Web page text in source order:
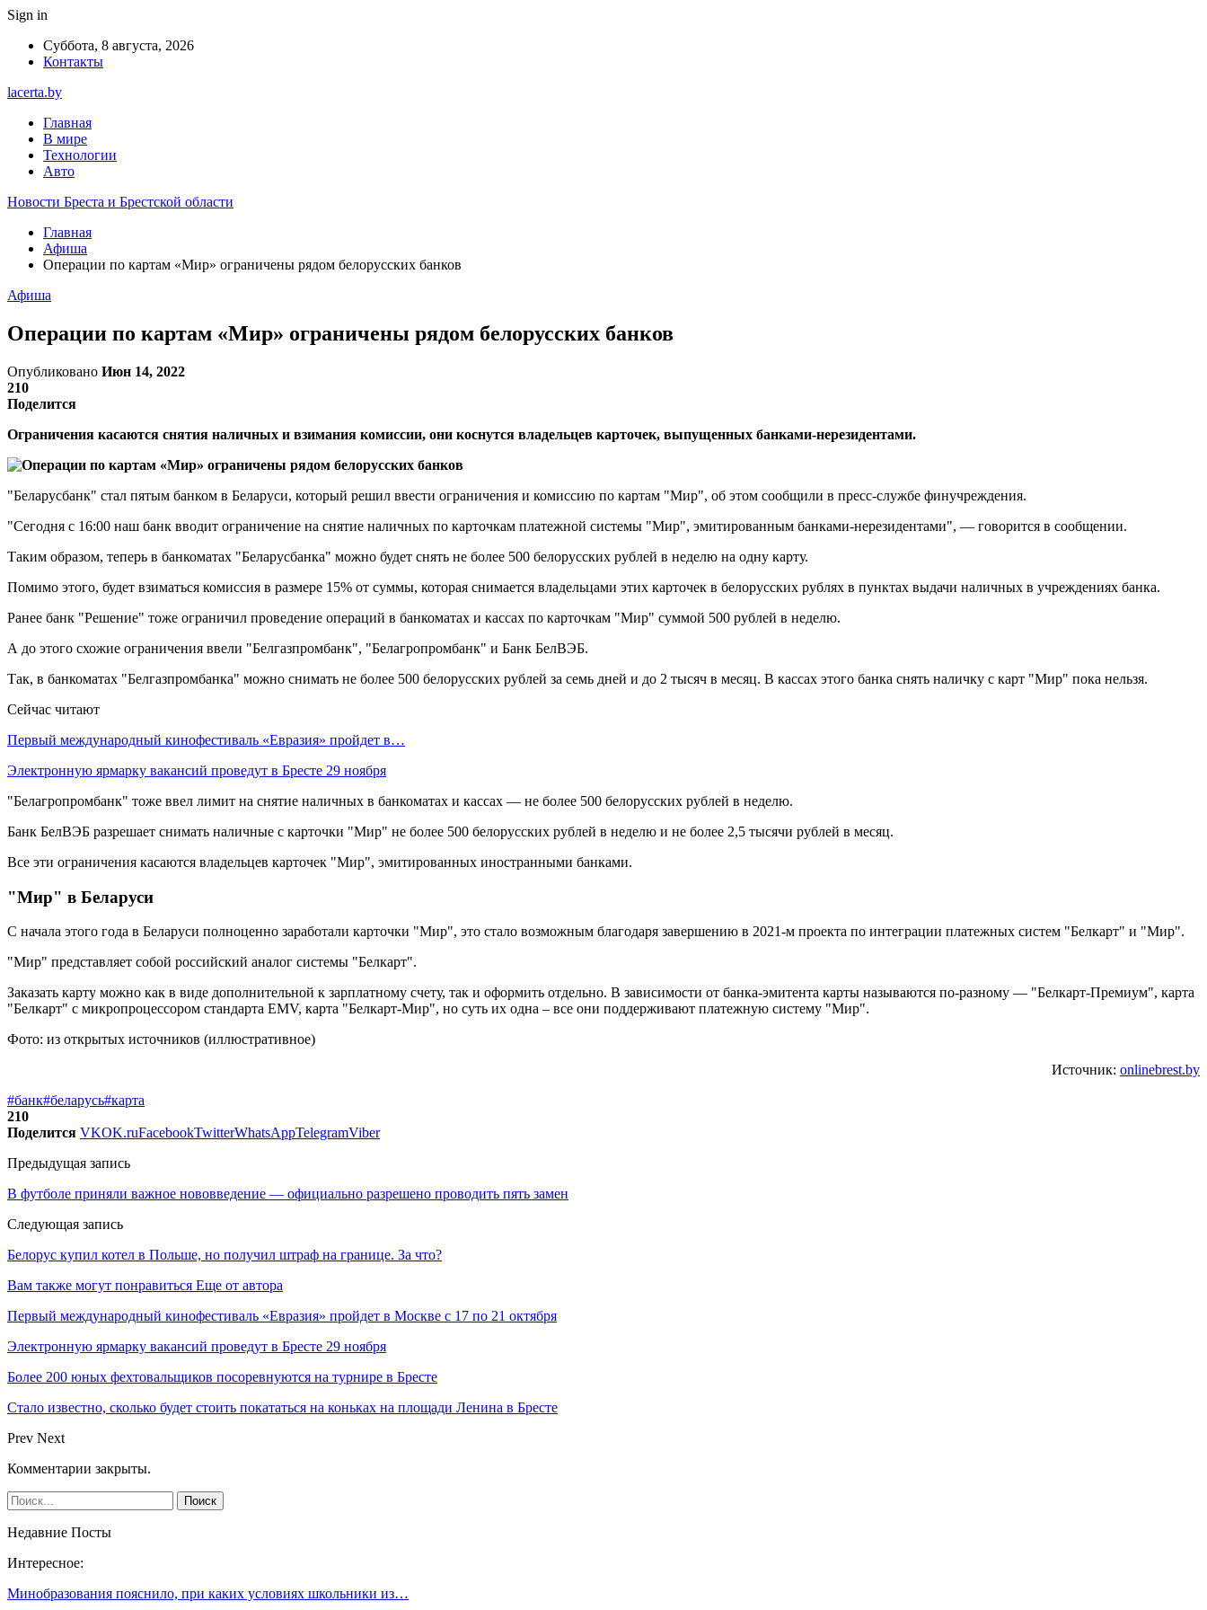
Sign in
Суббота, 8 августа, 2026
Контакты
lacerta.by
Главная
В мире
Технологии
Авто
Новости Бреста и Брестской области
Главная
Афиша
Операции по картам «Мир» ограничены рядом белорусских банков
Афиша
Операции по картам «Мир» ограничены рядом белорусских банков
Опубликовано Июн 14, 2022
210
Поделится
Ограничения касаются снятия наличных и взимания комиссии, они коснутся владельцев карточек, выпущенных банками-нерезидентами.
"Беларусбанк" стал пятым банком в Беларуси, который решил ввести ограничения и комиссию по картам "Мир", об этом сообщили в пресс-службе финучреждения.
"Сегодня с 16:00 наш банк вводит ограничение на снятие наличных по карточкам платежной системы "Мир", эмитированным банками-нерезидентами", — говорится в сообщении.
Таким образом, теперь в банкоматах "Беларусбанка" можно будет снять не более 500 белорусских рублей в неделю на одну карту.
Помимо этого, будет взиматься комиссия в размере 15% от суммы, которая снимается владельцами этих карточек в белорусских рублях в пунктах выдачи наличных в учреждениях банка.
Ранее банк "Решение" тоже ограничил проведение операций в банкоматах и кассах по карточкам "Мир" суммой 500 рублей в неделю.
А до этого схожие ограничения ввели "Белгазпромбанк", "Белагропромбанк" и Банк БелВЭБ.
Так, в банкоматах "Белгазпромбанка" можно снимать не более 500 белорусских рублей за семь дней и до 2 тысяч в месяц. В кассах этого банка снять наличку с карт "Мир" пока нельзя.
Сейчас читают
Первый международный кинофестиваль «Евразия» пройдет в…
Электронную ярмарку вакансий проведут в Бресте 29 ноября
"Белагропромбанк" тоже ввел лимит на снятие наличных в банкоматах и кассах — не более 500 белорусских рублей в неделю.
Банк БелВЭБ разрешает снимать наличные с карточки "Мир" не более 500 белорусских рублей в неделю и не более 2,5 тысячи рублей в месяц.
Все эти ограничения касаются владельцев карточек "Мир", эмитированных иностранными банками.
"Мир" в Беларуси
С начала этого года в Беларуси полноценно заработали карточки "Мир", это стало возможным благодаря завершению в 2021-м проекта по интеграции платежных систем "Белкарт" и "Мир".
"Мир" представляет собой российский аналог системы "Белкарт".
Заказать карту можно как в виде дополнительной к зарплатному счету, так и оформить отдельно. В зависимости от банка-эмитента карты называются по-разному — "Белкарт-Премиум", карта
"Белкарт" с микропроцессором стандарта EMV, карта "Белкарт-Мир", но суть их одна – все они поддерживают платежную систему "Мир".
Фото: из открытых источников (иллюстративное)
Источник: onlinebrest.by
#банк#беларусь#карта
210
Поделится VKOK.ruFacebookTwitterWhatsAppTelegramViber
Предыдущая запись
В футболе приняли важное нововведение — официально разрешено проводить пять замен
Следующая запись
Белорус купил котел в Польше, но получил штраф на границе. За что?
Вам также могут понравиться Еще от автора
Первый международный кинофестиваль «Евразия» пройдет в Москве с 17 по 21 октября
Электронную ярмарку вакансий проведут в Бресте 29 ноября
Более 200 юных фехтовальщиков посоревнуются на турнире в Бресте
Стало известно, сколько будет стоить покататься на коньках на площади Ленина в Бресте
Prev Next
Комментарии закрыты.
Недавние Посты
Интересное:
Минобразования пояснило, при каких условиях школьники из…